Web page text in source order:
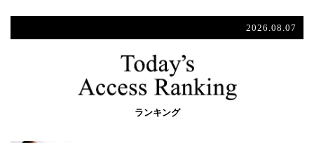
2026.08.07
ランキング